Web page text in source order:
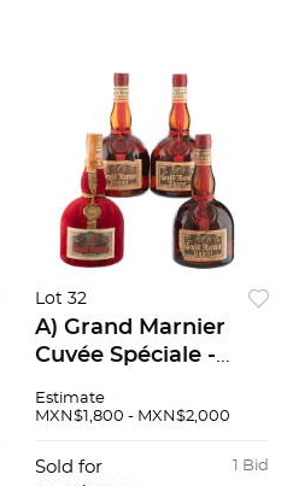
Lot 32
A) Grand Marnier
Cuvée Spéciale -
naranja Francia B)
Licor de naranaja
Estimate
MXN$1,800 - MXN$2,000
1 Bid
Sold for